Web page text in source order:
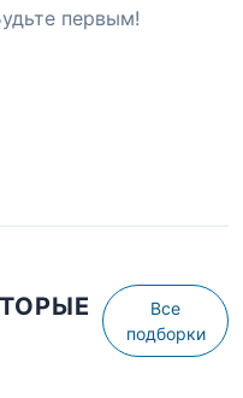
первым!
Все
подборки